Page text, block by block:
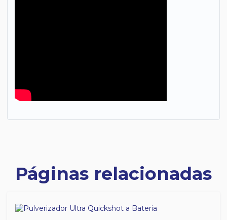
Páginas relacionadas